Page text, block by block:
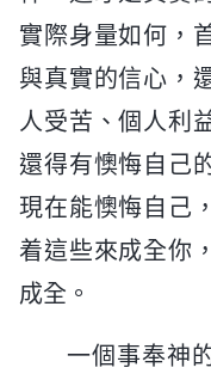
實際身量如何，
與真實的信心，
人受苦、個人利
還得有懊悔自己
現在能懊悔自己
着這些來成全你
成全。
一個事奉神